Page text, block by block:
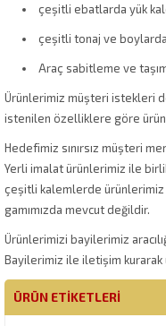
çeşitli ebatlarda yük
çeşitli tonaj ve
Araç sabitleme ve
Ürünlerimiz müşteri istekleri
istenilen özelliklere göre
Hedefimiz sınırsız müşteri
Yerli imalat ürünlerimiz ile
çeşitli kalemlerde ürünlerimiz
gamımızda mevcut değildir.
Ürünlerimizi bayilerimiz
Bayilerimiz ile iletişim
ÜRÜN ETIKETLERI